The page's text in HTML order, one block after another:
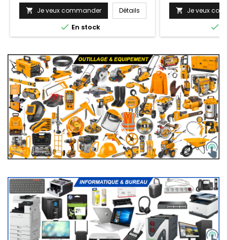
 Je veux commander Détails
 En stock
 Je veux
